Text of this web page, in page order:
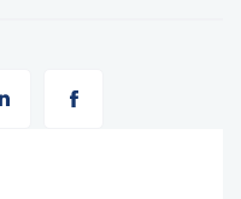
uwaga,
uwaga,